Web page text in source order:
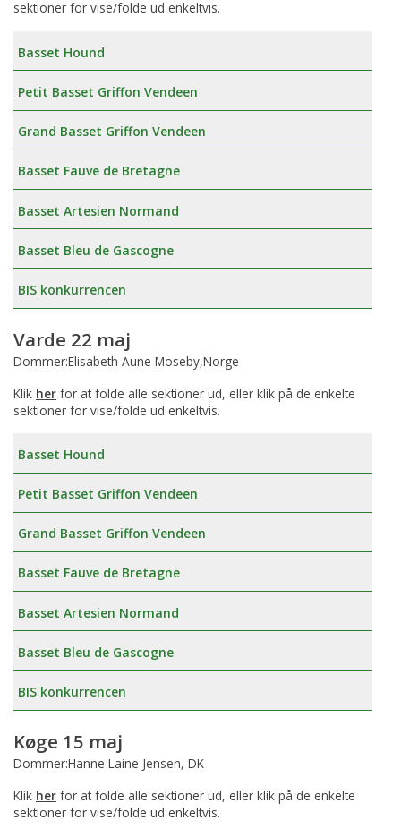
sektioner for vise/folde ud enkeltvis.
Basset Hound
Petit Basset Griffon Vendeen
Grand Basset Griffon Vendeen
Basset Fauve de Bretagne
Basset Artesien Normand
Basset Bleu de Gascogne
BIS konkurrencen
Varde 22 maj
Dommer:Elisabeth Aune Moseby,Norge
Klik her for at folde alle sektioner ud, eller klik på de enkelte
sektioner for vise/folde ud enkeltvis.
Basset Hound
Petit Basset Griffon Vendeen
Grand Basset Griffon Vendeen
Basset Fauve de Bretagne
Basset Artesien Normand
Basset Bleu de Gascogne
BIS konkurrencen
Køge 15 maj
Dommer:Hanne Laine Jensen, DK
Klik her for at folde alle sektioner ud, eller klik på de enkelte
sektioner for vise/folde ud enkeltvis.